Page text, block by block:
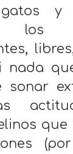
y
nada
sonar
que